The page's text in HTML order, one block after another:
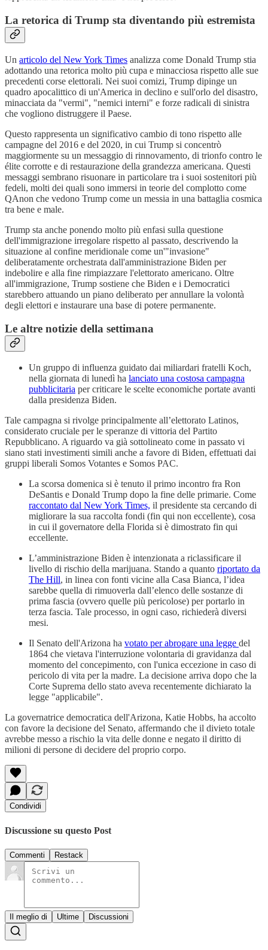
La retorica di Trump sta diventando più estremista
Un articolo del New York Times analizza come Donald Trump stia
adottando una retorica molto più cupa e minacciosa rispetto alle sue
precedenti corse elettorali. Nei suoi comizi, Trump dipinge un
quadro apocalittico di un'America in declino e sull'orlo del disastro,
minacciata da "vermi", "nemici interni" e forze radicali di sinistra
che vogliono distruggere il Paese.
Questo rappresenta un significativo cambio di tono rispetto alle
campagne del 2016 e del 2020, in cui Trump si concentrò
maggiormente su un messaggio di rinnovamento, di trionfo contro le
élite corrotte e di restaurazione della grandezza americana. Questi
messaggi sembrano risuonare in particolare tra i suoi sostenitori più
fedeli, molti dei quali sono immersi in teorie del complotto come
QAnon che vedono Trump come un messia in una battaglia cosmica
tra bene e male.
Trump sta anche ponendo molto più enfasi sulla questione
dell'immigrazione irregolare rispetto al passato, descrivendo la
situazione al confine meridionale come un'"invasione"
deliberatamente orchestrata dall'amministrazione Biden per
indebolire e alla fine rimpiazzare l'elettorato americano. Oltre
all'immigrazione, Trump sostiene che Biden e i Democratici
starebbero attuando un piano deliberato per annullare la volontà
degli elettori e instaurare una base di potere permanente.
Le altre notizie della settimana
Un gruppo di influenza guidato dai miliardari fratelli Koch,
nella giornata di lunedì ha lanciato una costosa campagna
pubblicitaria per criticare le scelte economiche portate avanti
dalla presidenza Biden.
Tale campagna si rivolge principalmente all’elettorato Latinos,
considerato cruciale per le speranze di vittoria del Partito
Repubblicano. A riguardo va già sottolineato come in passato vi
siano stati investimenti simili anche a favore di Biden, effettuati dai
gruppi liberali Somos Votantes e Somos PAC.
La scorsa domenica si è tenuto il primo incontro fra Ron
DeSantis e Donald Trump dopo la fine delle primarie. Come
raccontato dal New York Times, il presidente sta cercando di
migliorare la sua raccolta fondi (fin qui non eccellente), cosa
in cui il governatore della Florida si è dimostrato fin qui
eccellente.
L’amministrazione Biden è intenzionata a riclassificare il
livello di rischio della marijuana. Stando a quanto riportato da
The Hill, in linea con fonti vicine alla Casa Bianca, l’idea
sarebbe quella di rimuoverla dall’elenco delle sostanze di
prima fascia (ovvero quelle più pericolose) per portarlo in
terza fascia. Tale processo, in ogni caso, richiederà diversi
mesi.
Il Senato dell'Arizona ha votato per abrogare una legge del
1864 che vietava l'interruzione volontaria di gravidanza dal
momento del concepimento, con l'unica eccezione in caso di
pericolo di vita per la madre. La decisione arriva dopo che la
Corte Suprema dello stato aveva recentemente dichiarato la
legge "applicabile".
La governatrice democratica dell'Arizona, Katie Hobbs, ha accolto
con favore la decisione del Senato, affermando che il divieto totale
avrebbe messo a rischio la vita delle donne e negato il diritto di
milioni di persone di decidere del proprio corpo.
Condividi
Discussione su questo Post
Commenti Restack
Il meglio di Ultime Discussioni